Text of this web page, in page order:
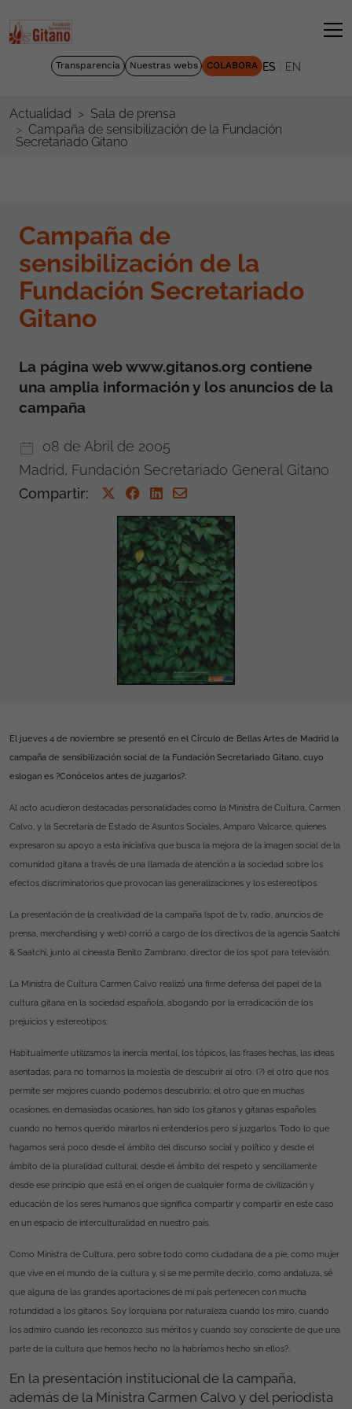
Transparencia Nuestras webs COLABORA ES EN
Actualidad
Sala de prensa
Campaña de sensibilización de la Fundación
Secretariado Gitano
Campaña de
sensibilización de la
Fundación Secretariado
Gitano
La página web www.gitanos.org contiene
una amplia información y los anuncios de la
campaña
08 de Abril de 2005
Madrid, Fundación Secretariado General Gitano
Compartir:
El jueves 4 de noviembre se presentó en el Círculo de Bellas Artes de Madrid la
campaña de sensibilización social de la Fundación Secretariado Gitano , cuyo
eslogan es ?Conócelos antes de juzgarlos?.
Al acto acudieron destacadas personalidades como la Ministra de Cultura Carmen
Calvo , y la Secretaria de Estado de Asuntos Sociales, Amparo Valcarce, quienes
expresaron su apoyo a esta iniciativa que busca la mejora de la imagen social de la
comunidad gitana a través de una llamada de atención a la sociedad sobre los
efectos discriminatorios que provocan las generalizaciones y los estereotipos.
La presentación de la creatividad de la campaña (spot de tv, radio, anuncios de
prensa, merchandising y web) corrió a cargo de los directivos de la agencia Saatchi
& Saatchi, junto al cineasta Benito Zambrano, director de los spot para televisión.
La Ministra de Cultura Carmen Calvo realizó una firme defensa del papel de la
cultura gitana en la sociedad española, abogando por la erradicación de los
prejuicios y estereotipos:
Habitualmente utilizamos la inercia mental, los tópicos, las frases hechas, las ideas
asentadas, para no tomarnos la molestia de descubrir al otro. (?) el otro que nos
permite ser mejores cuando podemos descubrirlo; el otro que en muchas
ocasiones, en demasiadas ocasiones, han sido los gitanos y gitanas españoles
cuando no hemos querido mirarlos ni entenderlos pero sí juzgarlos. Todo lo que
hagamos será poco desde el ámbito del discurso social y político y desde el
ámbito de la pluralidad cultural; desde el ámbito del respeto y sencillamente
desde ese principio que está en el origen de cualquier forma de civilización y
educación de los seres humanos que significa compartir y compartir en este caso
en un espacio de interculturalidad en nuestro país.
Como Ministra de Cultura , pero sobre todo como ciudadana de a pie, como mujer
que vive en el mundo de la cultura y, si se me permite decirlo, como andaluza, sé
que alguna de las grandes aportaciones de mi país pertenecen con mucha
rotundidad a los gitanos. Soy lorquiana por naturaleza cuando los miro, cuando
los admiro cuando les reconozco sus méritos y cuando soy consciente de que una
parte de la cultura que hemos hecho no la habríamos hecho sin ellos?.
En la presentación institucional de la campaña,
además de la Ministra Carmen Calvo y del periodista